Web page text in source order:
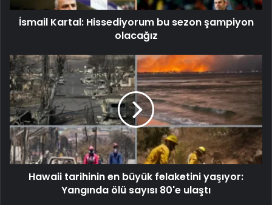
İsmail Kartal: Hissediyorum bu sezon şampiyon
olacağız
Hawaii tarihinin en büyük felaketini yaşıyor:
Yangında ölü sayısı 80'e ulaştı